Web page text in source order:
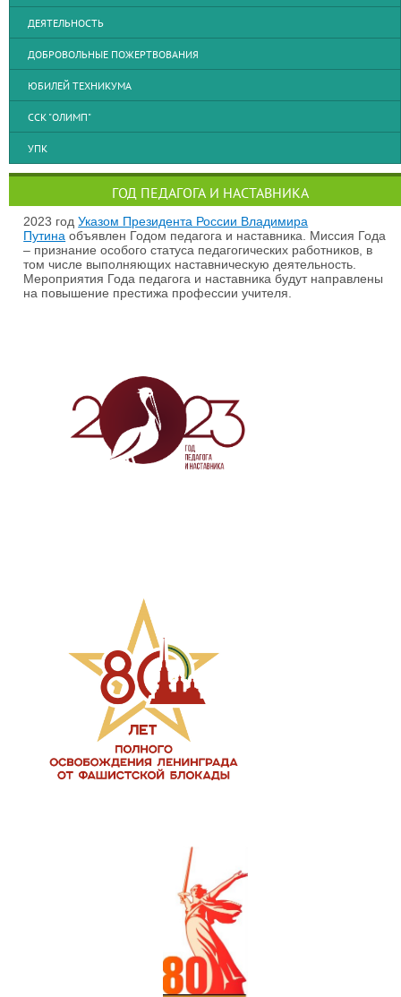
ДЕЯТЕЛЬНОСТЬ
ДОБРОВОЛЬНЫЕ ПОЖЕРТВОВАНИЯ
ЮБИЛЕЙ ТЕХНИКУМА
ССК "ОЛИМП"
УПК
ГОД ПЕДАГОГА И НАСТАВНИКА
2023 годУказом Президента России Владимира
Путина объявлен Годом педагога и наставника. Миссия Года
– признание особого статуса педагогических работников, в
том числе выполняющих наставническую деятельность.
Мероприятия Года педагога и наставника будут направлены
на повышение престижа профессии учителя.